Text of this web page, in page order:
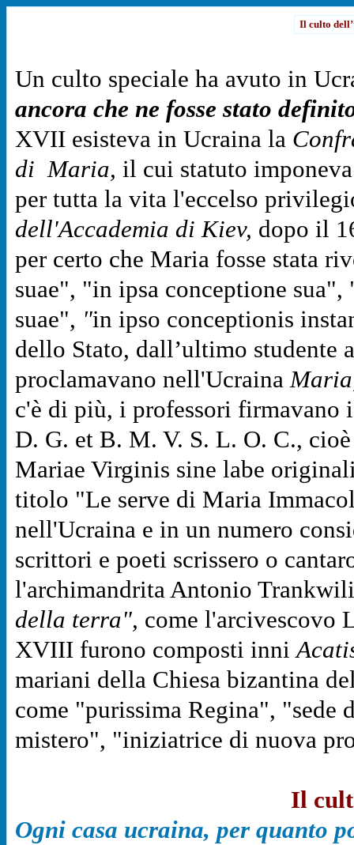
Il culto
Un culto speciale ha avuto in
ancora che ne fosse stato
XVII esisteva in Ucraina la
di Maria, il cui statuto
per tutta la vita l'eccelso
dell'Accademia di Kiev, dopo il
per certo che Maria fosse stata
suae", "in ipsa conceptione
suae", "in ipso conceptionis
dello Stato, dall’ultimo studente
proclamavano nell'Ucraina
c'è di più, i professori
D. G. et B. M. V. S. L. O. C.,
Mariae Virginis sine labe
titolo "Le serve di Maria
nell'Ucraina e in un numero
scrittori e poeti scrissero o
l'archimandrita Antonio
della terra", come l'arcivescovo
XVIII furono composti inni
mariani della Chiesa bizantina
come "purissima Regina",
mistero", "iniziatrice di nuova
Il
Ogni casa ucraina, per quanto